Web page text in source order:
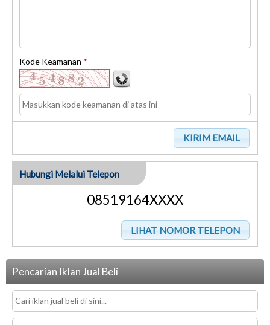
Kode Keamanan *
Hubungi Melalui Telepon
08519164XXXX
Pencarian Iklan Jual Beli